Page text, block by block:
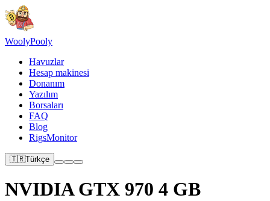
WoolyPooly
Havuzlar
Hesap makinesi
Donanım
Yazılım
Borsaları
FAQ
Blog
RigsMonitor
🇹🇷Türkçe
NVIDIA GTX 970 4 GB